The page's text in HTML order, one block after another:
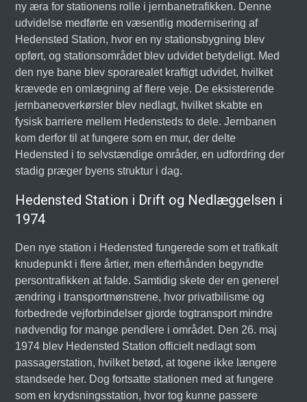
ny æra for stationens rolle i jernbanetrafikken. Denne
udvidelse medførte en væsentlig modernisering af
Hedensted Station, hvor en ny stationsbygning blev
opført, og stationsområdet blev udvidet betydeligt. Med
den nye bane blev sporarealet kraftigt udvidet, hvilket
krævede en omlægning af flere veje. De eksisterende
jernbaneoverkørsler blev nedlagt, hvilket skabte en
fysisk barriere mellem Hedensteds to dele. Jernbanen
kom derfor til at fungere som en mur, der delte
Hedensted i to selvstændige områder, en udfordring der
stadig præger byens struktur i dag.
Hedensted Station i Drift og Nedlæggelsen i
1974
Den nye station i Hedensted fungerede som et trafikalt
knudepunkt i flere årtier, men efterhånden begyndte
persontrafikken at falde. Samtidig skete der en generel
ændring i transportmønstrene, hvor privatbilisme og
forbedrede vejforbindelser gjorde togtransport mindre
nødvendig for mange pendlere i området. Den 26. maj
1974 blev Hedensted Station officielt nedlagt som
passagerstation, hvilket betød, at togene ikke længere
standsede her. Dog fortsatte stationen med at fungere
som en krydsningsstation, hvor tog kunne passere